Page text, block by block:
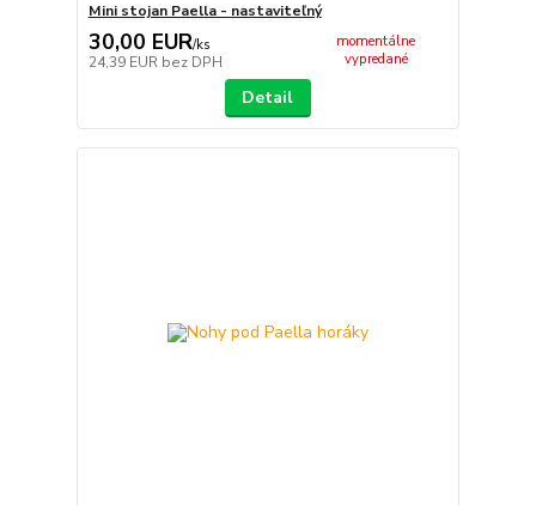
Mini stojan Paella - nastaviteľný
30,00 EUR/ks
24,39 EUR bez DPH
momentálne
vypredané
Detail